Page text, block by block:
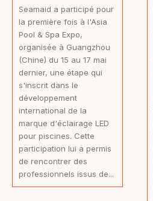
Seamaid a participé pour
la première fois à l'Asia
Pool & Spa Expo,
organisée à Guangzhou
(Chine) du 15 au 17 mai
dernier, une étape qui
s'inscrit dans le
développement
international de la
marque d'éclairage LED
pour piscines. Cette
participation lui a permis
de rencontrer des
professionnels issus de...